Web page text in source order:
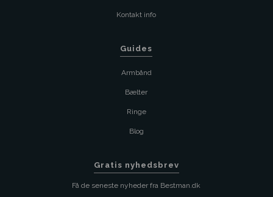
Kontakt info
Guides
Armbånd
Bælter
Ringe
Blog
Gratis nyhedsbrev
Få de seneste nyheder fra Bestman.dk